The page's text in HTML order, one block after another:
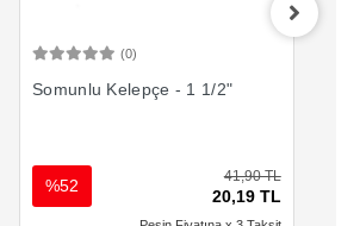
(0)
Somunlu Kelepçe - 1 1/2"
41,90 TL
20,19 TL
%52